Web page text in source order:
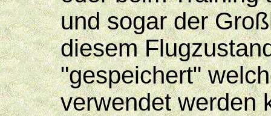
und sogar der
diesem
"gespeichert"
verwendet werden